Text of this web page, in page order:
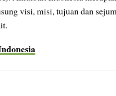
visi, misi, tujuan dan